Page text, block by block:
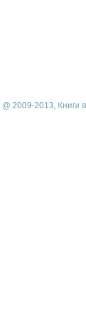
2009-2013, Книги